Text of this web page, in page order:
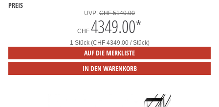
PREIS
UVP: CHF 5140.00
CHF 4349.00*
1 Stück (CHF 4349.00 / Stück)
AUF DIE MERKLISTE
IN DEN WARENKORB